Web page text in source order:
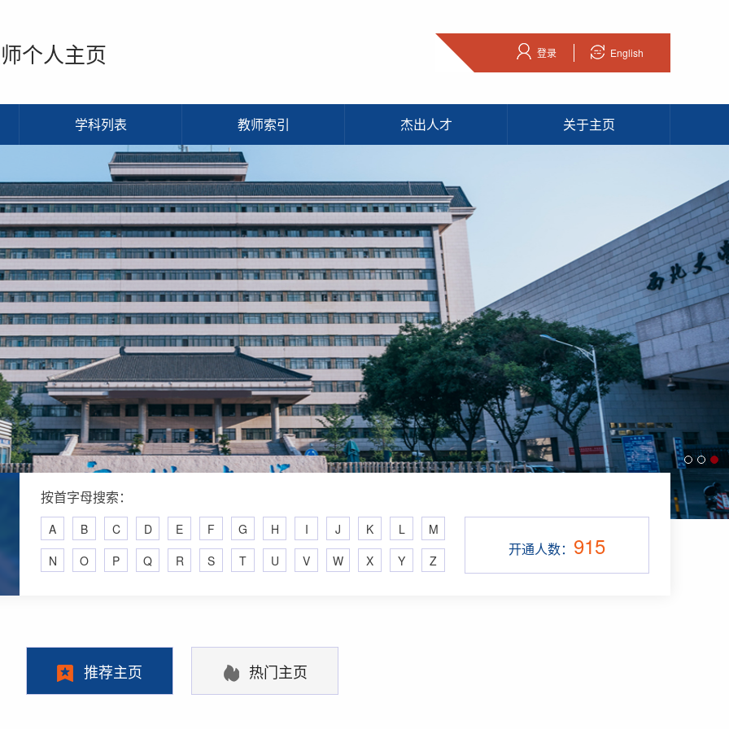
个人主页 登录 English
学科列表 教师索引 杰出人才 关于主页
按首字母搜索：
A B C D E F G H I J K L
M
N
O P Q R S T U V W X Y Z
开通人数： 915
推荐主页 热门主页